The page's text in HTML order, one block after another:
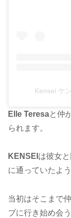
Kensei ケ
Elle Teresaと仲
られます。
KENSEI は彼女
に通っていたよう
当初はそこまで
ブに行き始め会